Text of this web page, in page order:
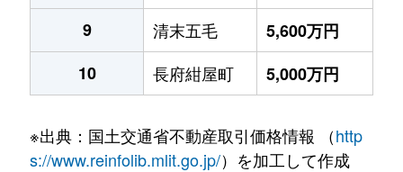
9
清末五毛
5,600万円
10
長府紺屋町 5,000万円
※出典：国土交通省不動産取引価格情報 （http
s://www.reinfolib.mlit.go.jp/）を加工して作成